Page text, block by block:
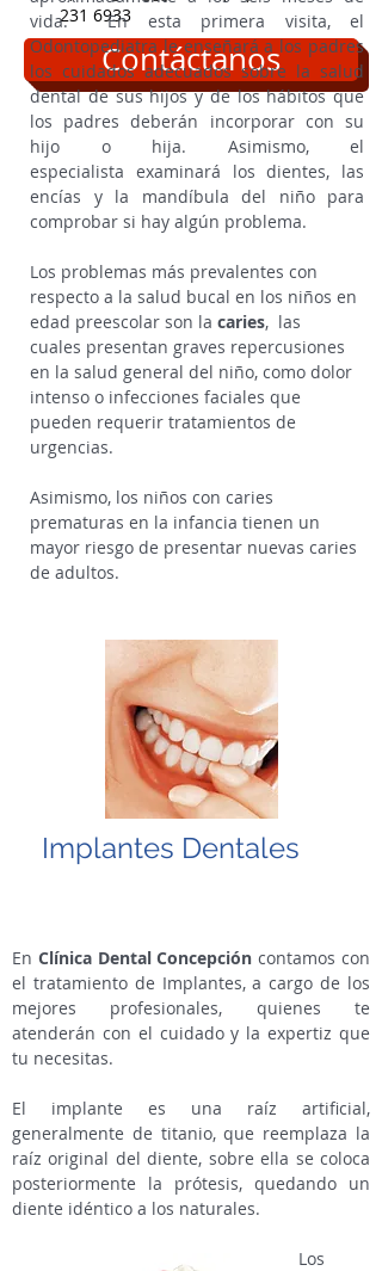
231 6933
Contáctanos
Implantes Dentales
En Clínica Dental Concepción contamos con
el tratamiento de Implantes, a cargo de los
mejores profesionales, quienes te
atenderán con el cuidado y la expertiz que
tu necesitas.
El implante es una raíz artificial,
generalmente de titanio, que reemplaza la
raíz original del diente, sobre ella se coloca
posteriormente la prótesis, quedando un
diente idéntico a los naturales.
Los
vida. En esta primera visita, el
Odontopediatra le enseñará a los padres
los cuidados adecuados sobre la salud
dental de sus hijos y de los hábitos que
los padres deberán incorporar con su
hijo o hija. Asimismo, el
especialista examinará los dientes, las
encías y la mandíbula del niño para
comprobar si hay algún problema.
Los problemas más prevalentes con
respecto a la salud bucal en los niños en
edad preescolar son la caries, las
cuales presentan graves repercusiones
en la salud general del niño, como dolor
intenso o infecciones faciales que
pueden requerir tratamientos de
urgencias.
Asimismo, los niños con caries
prematuras en la infancia tienen un
mayor riesgo de presentar nuevas caries
de adultos.